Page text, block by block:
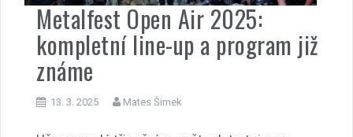
Metalfest Open Air 2025:
kompletní line-up a program již
známe
13. 3. 2025 Mates Šimek